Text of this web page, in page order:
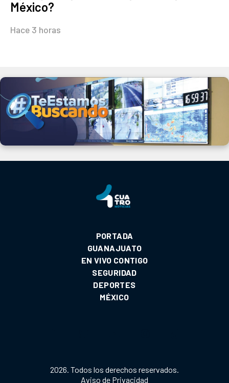
México?
Hace 3 horas
PORTADA
GUANAJUATO
EN VIVO CONTIGO
SEGURIDAD
DEPORTES
MÉXICO
2026. Todos los derechos reservados.
Aviso de Privacidad